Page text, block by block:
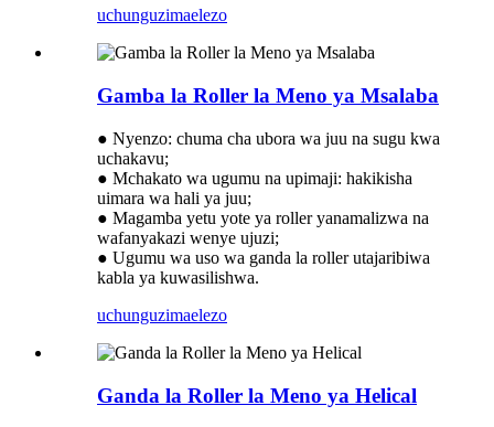
uchunguzimaelezo
Gamba la Roller la Meno ya Msalaba
● Nyenzo: chuma cha ubora wa juu na sugu kwa
uchakavu;
● Mchakato wa ugumu na upimaji: hakikisha
uimara wa hali ya juu;
● Magamba yetu yote ya roller yanamalizwa na
wafanyakazi wenye ujuzi;
● Ugumu wa uso wa ganda la roller utajaribiwa
kabla ya kuwasilishwa.
uchunguzimaelezo
Ganda la Roller la Meno ya Helical